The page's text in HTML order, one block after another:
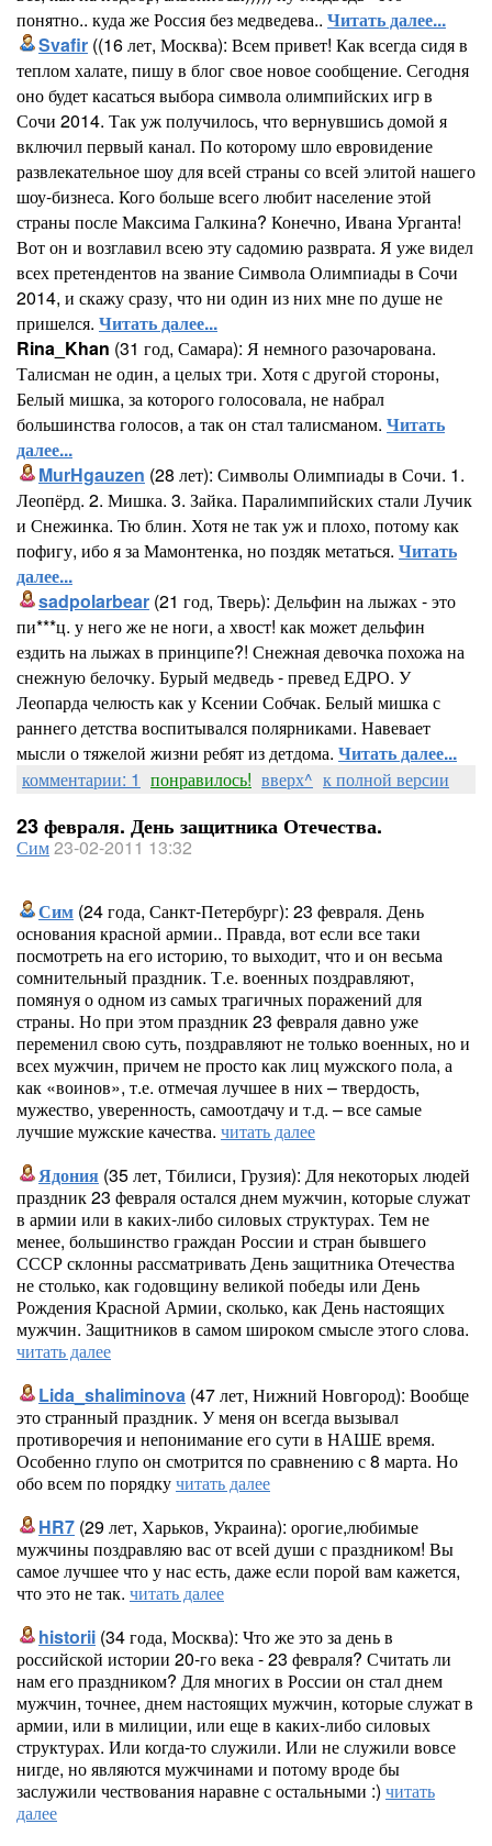
понятно.. куда же Россия без медведева.. Читать далее...
Svafir ((16 лет, Москва): Всем привет! Как всегда сидя в
теплом халате, пишу в блог свое новое сообщение. Сегодня
оно будет касаться выбора символа олимпийских игр в
Сочи 2014. Так уж получилось, что вернувшись домой я
включил первый канал. По которому шло евровидение
развлекательное шоу для всей страны со всей элитой нашего
шоу-бизнеса. Кого больше всего любит население этой
страны после Максима Галкина? Конечно, Ивана Урганта!
Вот он и возглавил всею эту садомию разврата. Я уже видел
всех претендентов на звание Символа Олимпиады в Сочи
2014, и скажу сразу, что ни один из них мне по душе не
пришелся. Читать далее...
Rina_Khan (31 год, Самара): Я немного разочарована.
Талисман не один, а целых три. Хотя с другой стороны,
Белый мишка, за которого голосовала, не набрал
большинства голосов, а так он стал талисманом. Читать
далее...
MurHgauzen (28 лет): Символы Олимпиады в Сочи. 1.
Леопёрд. 2. Мишка. 3. Зайка. Паралимпийских стали Лучик
и Снежинка. Тю блин. Хотя не так уж и плохо, потому как
пофигу, ибо я за Мамонтенка, но поздяк метаться. Читать
далее...
sadpolarbear (21 год, Тверь): Дельфин на лыжах - это
пи***ц. у него же не ноги, а хвост! как может дельфин
ездить на лыжах в принципе?! Снежная девочка похожа на
снежную белочку. Бурый медведь - превед ЕДРО. У
Леопарда челюсть как у Ксении Собчак. Белый мишка с
раннего детства воспитывался полярниками. Навевает
мысли о тяжелой жизни ребят из детдома. Читать далее...
комментарии: 1 понравилось! вверх^ к полной версии
23 февраля. День защитника Отечества.
Сим23-02-2011 13:32
Сим (24 года, Санкт-Петербург): 23 февраля. День
основания красной армии.. Правда, вот если все таки
посмотреть на его историю, то выходит, что и он весьма
сомнительный праздник. Т.е. военных поздравляют,
помянуя о одном из самых трагичных поражений для
страны. Но при этом праздник 23 февраля давно уже
переменил свою суть, поздравляют не только военных, но и
всех мужчин, причем не просто как лиц мужского пола, а
как «воинов», т.е. отмечая лучшее в них – твердость,
мужество, уверенность, самоотдачу и т.д. – все самые
лучшие мужские качества. читать далее
Ядония (35 лет, Тбилиси, Грузия): Для некоторых людей
праздник 23 февраля остался днем мужчин, которые служат
в армии или в каких-либо силовых структурах. Тем не
менее, большинство граждан России и стран бывшего
СССР склонны рассматривать День защитника Отечества
не столько, как годовщину великой победы или День
Рождения Красной Армии, сколько, как День настоящих
мужчин. Защитников в самом широком смысле этого слова.
читать далее
Lida_shaliminova (47 лет, Нижний Новгород): Вообще
это странный праздник. У меня он всегда вызывал
противоречия и непонимание его сути в НАШЕ время.
Особенно глупо он смотрится по сравнению с 8 марта. Но
обо всем по порядкучитать далее
HR7 (29 лет, Харьков, Украина): орогие,любимые
мужчины поздравляю вас от всей души с праздником! Вы
самое лучшее что у нас есть, даже если порой вам кажется,
что это не так. читать далее
historii (34 года, Москва): Что же это за день в
российской истории 20-го века - 23 февраля? Считать ли
нам его праздником? Для многих в России он стал днем
мужчин, точнее, днем настоящих мужчин, которые служат в
армии, или в милиции, или еще в каких-либо силовых
структурах. Или когда-то служили. Или не служили вовсе
нигде, но являются мужчинами и потому вроде бы
заслужили чествования наравне с остальными :) читать
далее